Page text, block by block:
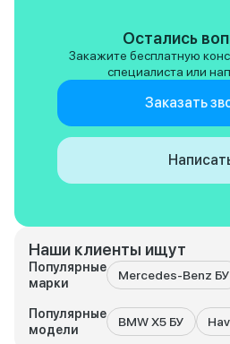
Остались
Закажите бесплатную
специалиста или
Заказать
Наши клиенты ищут
Популярные
марки
Mercedes-Benz БУ
Популярные
модели
BMW X5 БУ